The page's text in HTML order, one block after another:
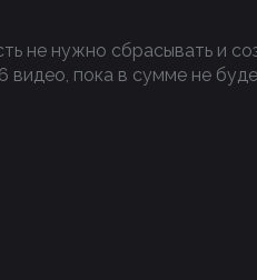
не нужно сбрасывать и
видео, пока в сумме не